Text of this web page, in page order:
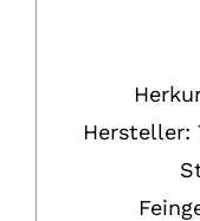
Hersteller: